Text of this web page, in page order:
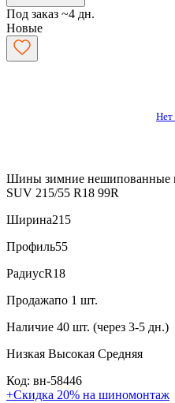
Под заказ ~4 дн.
Новые
Нет
Шины зимние нешипованные
SUV 215/55 R18 99R
Ширина215
Профиль55
РадиусR18
Продажапо 1 шт.
Наличие 40 шт. (через 3-5 дн.)
Низкая Высокая Средняя
Код: вн-58446
+Скидка 20% на шиномонтаж